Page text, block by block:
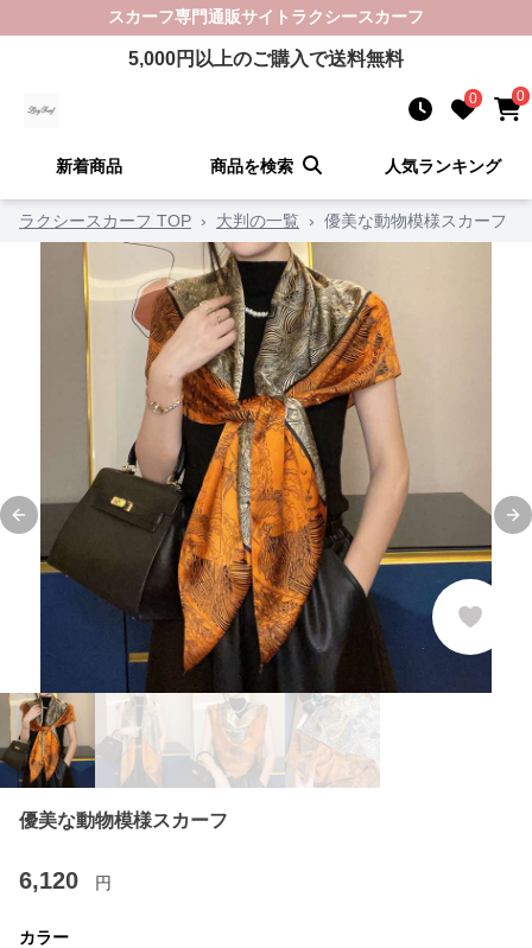
スカーフ専門通販サイト ラクシースカーフ
5,000円以上のご購入で送料無料
0 0
新着商品 商品を検索 人気ランキング
ラクシースカーフ TOP › 大判の一覧 › 優美な動物模様スカーフ
Previous slide
優美な動物模様スカーフ
6,120 円
カラー